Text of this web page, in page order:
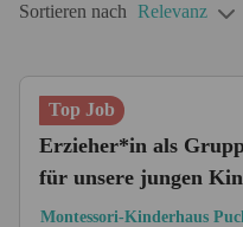
Sortieren nach Relevanz
Top Job
Erzieher*in als
für unsere jungen
Krippenbereich
Montessori-Kinderhaus